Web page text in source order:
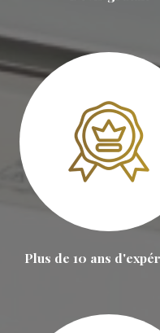
Plus de 10 ans